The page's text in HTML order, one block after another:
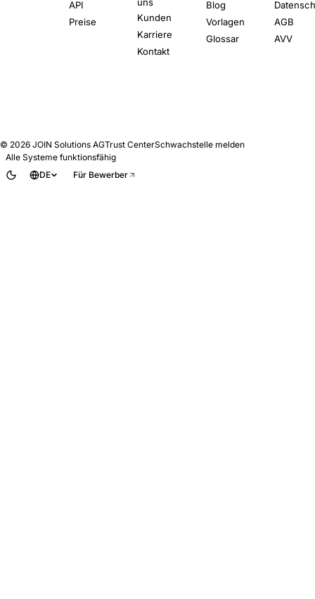
API
Preise
Kunden
Karriere
Kontakt
Blog
Vorlagen
Glossar
AGB
AVV
© 2026 JOIN Solutions AGTrust CenterSchwachstelle melden
Alle Systeme funktionsfähig
DE
Für Bewerber